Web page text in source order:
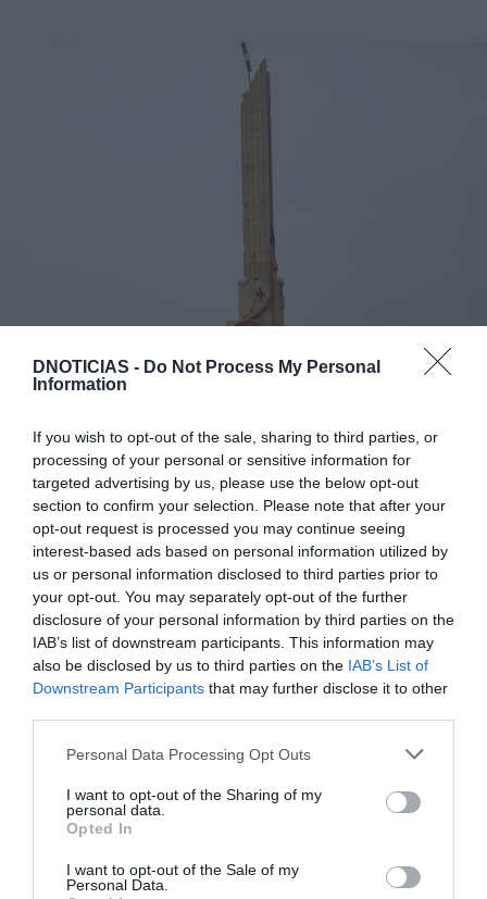
DNOTICIAS - Do Not Process My Personal
Information
If you wish to opt-out of the sale, sharing to third parties, or
processing of your personal or sensitive information for
targeted advertising by us, please use the below opt-out
section to confirm your selection. Please note that after your
opt-out request is processed you may continue seeing
interest-based ads based on personal information utilized by
us or personal information disclosed to third parties prior to
your opt-out. You may separately opt-out of the further
disclosure of your personal information by third parties on the
IAB’s list of downstream participants. This information may
also be disclosed by us to third parties on the IAB’s List of
Downstream Participants that may further disclose it to other
Please note that this website/app uses one or more Google
not limited to your visit or usage behaviour. You may click to
grant or deny consent to Google and its third-party tags to
use your data for below specified purposes in below Google
consent section.
Personal Data Processing Opt Outs
I want to opt-out of the Sharing of my
personal data.
Opted In
I want to opt-out of the Sale of my
Personal Data.
DIA DE PORTUGAL